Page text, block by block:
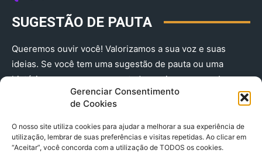
Gerenciar Consentimento
de Cookies
O nosso site utiliza cookies para ajudar a melhorar a sua experiência de
utilização, lembrar de suas preferências e visitas repetidas. Ao clicar em
“Aceitar”, você concorda com a utilização de TODOS os cookies.
SUGESTÃO DE PAUTA
Queremos ouvir você! Valorizamos a sua voz e suas
ideias. Se você tem uma sugestão de pauta ou uma
história que merece ser contada, envie-nos agora!
(91) 98224 - 3111